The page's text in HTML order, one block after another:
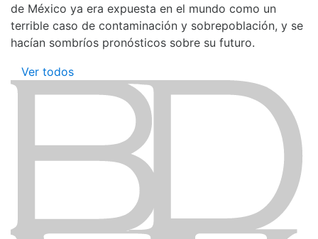
de México ya era expuesta en el mundo como un
terrible caso de contaminación y sobrepoblación, y se
hacían sombríos pronósticos sobre su futuro.
Ver todos